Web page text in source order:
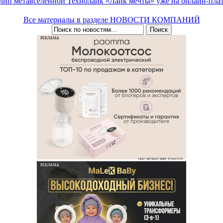
Все материалы в разделе НОВОСТИ КОМПАНИЙ
РЕКЛАМА
ООО "АРТИАЛ" ИНН: 9731017574
РЕКЛАМА